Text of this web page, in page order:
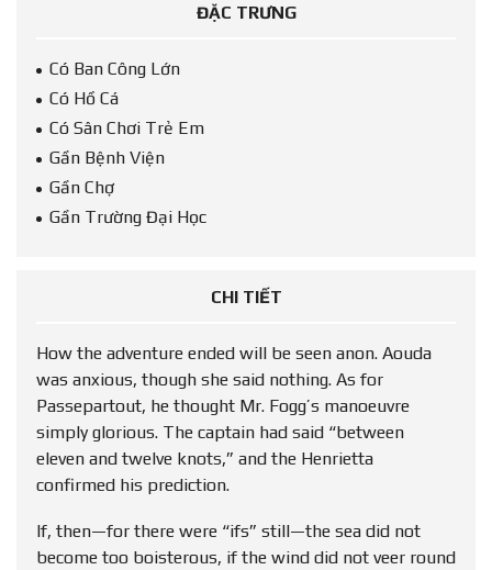
ĐẶC TRƯNG
Có Ban Công Lớn
Có Hồ Cá
Có Sân Chơi Trẻ Em
Gần Bệnh Viện
Gần Chợ
Gần Trường Đại Học
CHI TIẾT
How the adventure ended will be seen anon. Aouda
was anxious, though she said nothing. As for
Passepartout, he thought Mr. Fogg’s manoeuvre
simply glorious. The captain had said “between
eleven and twelve knots,” and the Henrietta
confirmed his prediction.
If, then—for there were “ifs” still—the sea did not
become too boisterous, if the wind did not veer round